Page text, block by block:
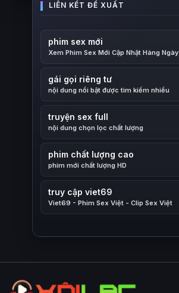
phim sex mới
Xem Phim Sex Mới Cập Nhật Hàng Ngày
gái gọi riêng tư
nội dung nổi bật được tìm kiếm nhiều
truyện sex full
nội dung chọn lọc chất lượng
phim chất lượng cao
phim mới chất lượng HD
truy cập viet69
Viet69 - Phim Sex Việt - Clip Sex Việt